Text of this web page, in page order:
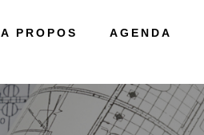
A PROPOS AGENDA